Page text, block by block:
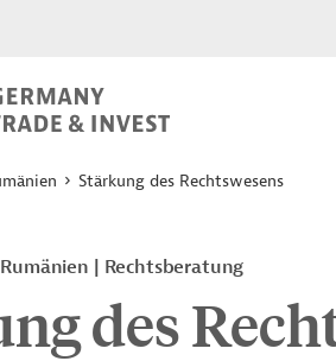
Stärkung des Rechtswesens
Rumänien Rechtsberatung
des